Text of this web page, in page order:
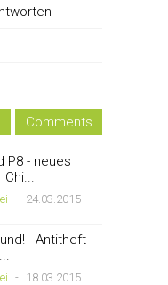
Comments
P8 - neues
- 24.03.2015
- Antitheft
- 18.03.2015